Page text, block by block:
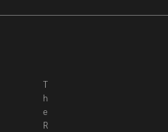
T
h
e
R